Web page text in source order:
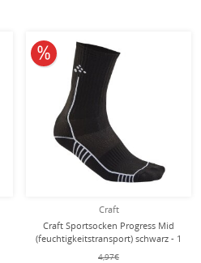
Craft
Craft Sportsocken Progress Mid
(feuchtigkeitstransport) schwarz - 1
Paar
4,97€
10% reduziert